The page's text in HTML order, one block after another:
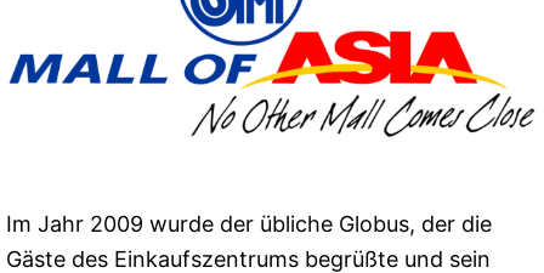
Im Jahr 2009 wurde der übliche Globus, der die
Gäste des Einkaufszentrums begrüßte und sein